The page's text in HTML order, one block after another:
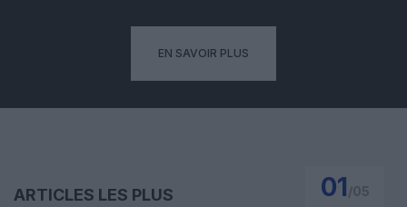
EN SAVOIR PLUS
ARTICLES LES PLUS
01